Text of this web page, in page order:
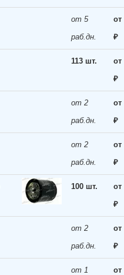
от 5
раб.дн.
от
₽
113 шт.
от
₽
от 2
раб.дн.
от
₽
от 2
раб.дн.
от
₽
100 шт.
от
₽
от 2
раб.дн.
от
₽
от 1 от